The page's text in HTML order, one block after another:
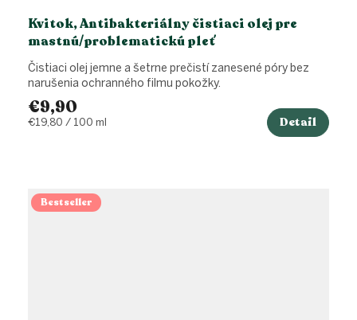
Kvitok, Antibakteriálny čistiaci olej pre
mastnú/problematickú pleť
€9,90
Jednotková
€19,80 / 100 ml Detail
Čistiaci olej jemne a šetrne prečistí zanesené póry bez
narušenia ochranného filmu pokožky.
Bestseller